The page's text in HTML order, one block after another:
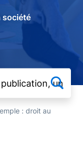
société
: droit au